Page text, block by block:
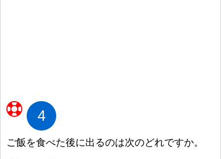
4
ご飯を食べた後に出 るのは次のどれですか。